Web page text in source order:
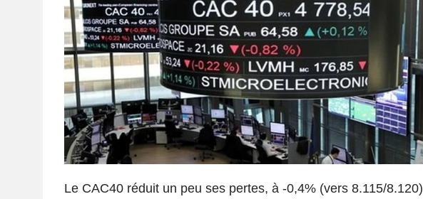
Le CAC40 réduit un peu ses pertes, à -0,4% (vers 8.115/8.120)